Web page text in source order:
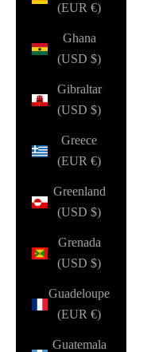
(EUR €)
Ghana
(USD $)
Gibraltar
(USD $)
Greece
(EUR €)
Greenland
(USD $)
Grenada
(USD $)
Guadeloupe
(EUR €)
Guatemala